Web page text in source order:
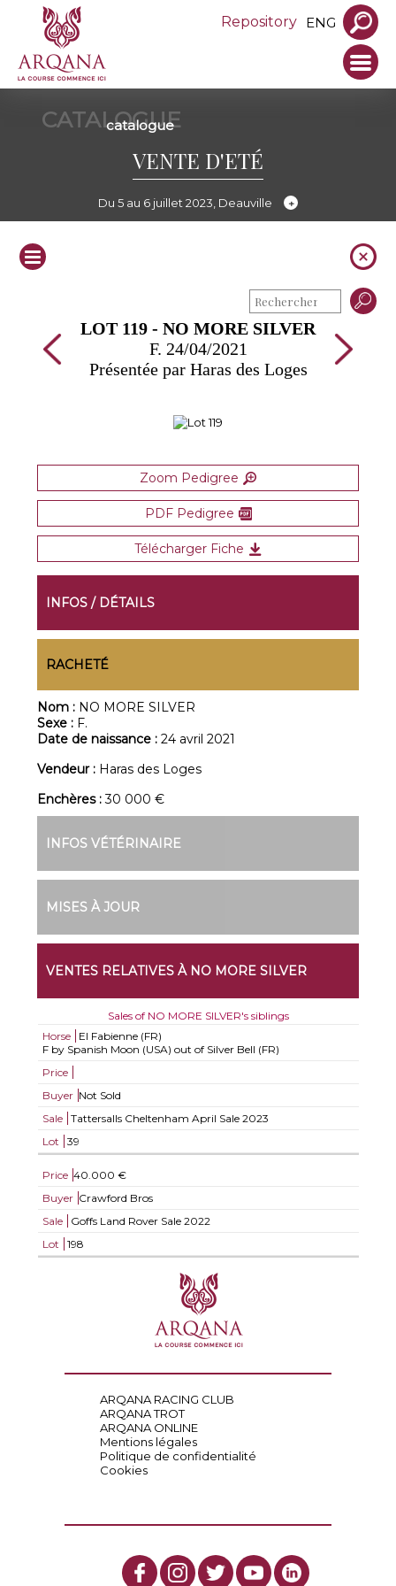
Repository ENG
CATALOGUE
catalogue
VENTE D'ETÉ
Du 5 au 6 juillet 2023, Deauville
LOT 119 - NO MORE SILVER
F. 24/04/2021
Présentée par Haras des Loges
Zoom Pedigree
PDF Pedigree
Télécharger Fiche
INFOS / DÉTAILS
RACHETÉ
Nom : NO MORE SILVER
Sexe : F.
Date de naissance :24 avril 2021
Vendeur : Haras des Loges
Enchères :30 000 €
INFOS VÉTÉRINAIRE
MISES À JOUR
VENTES RELATIVES À NO MORE SILVER
Sales of NO MORE SILVER's siblings
Horse
El Fabienne (FR)
F by Spanish Moon (USA) out of Silver Bell (FR)
Price
Buyer Not Sold
Sale
Tattersalls Cheltenham April Sale 2023
Lot
39
Price 40.000 €
Buyer Crawford Bros
Sale
Goffs Land Rover Sale 2022
Lot
198
ARQANA RACING CLUB
ARQANA TROT
ARQANA ONLINE
Mentions légales
Politique de confidentialité
Cookies